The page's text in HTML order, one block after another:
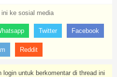
ini ke sosial media
Facebook
Twitter
Reddit
login untuk berkomentar di thread ini